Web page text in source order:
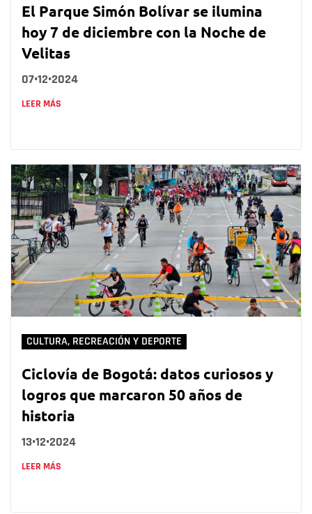
El Parque Simón Bolívar se ilumina
hoy 7 de diciembre con la Noche de
Velitas
07•12•2024
LEER MÁS
CULTURA, RECREACIÓN Y DEPORTE
Ciclovía de Bogotá: datos curiosos y
logros que marcaron 50 años de
historia
13•12•2024
LEER MÁS